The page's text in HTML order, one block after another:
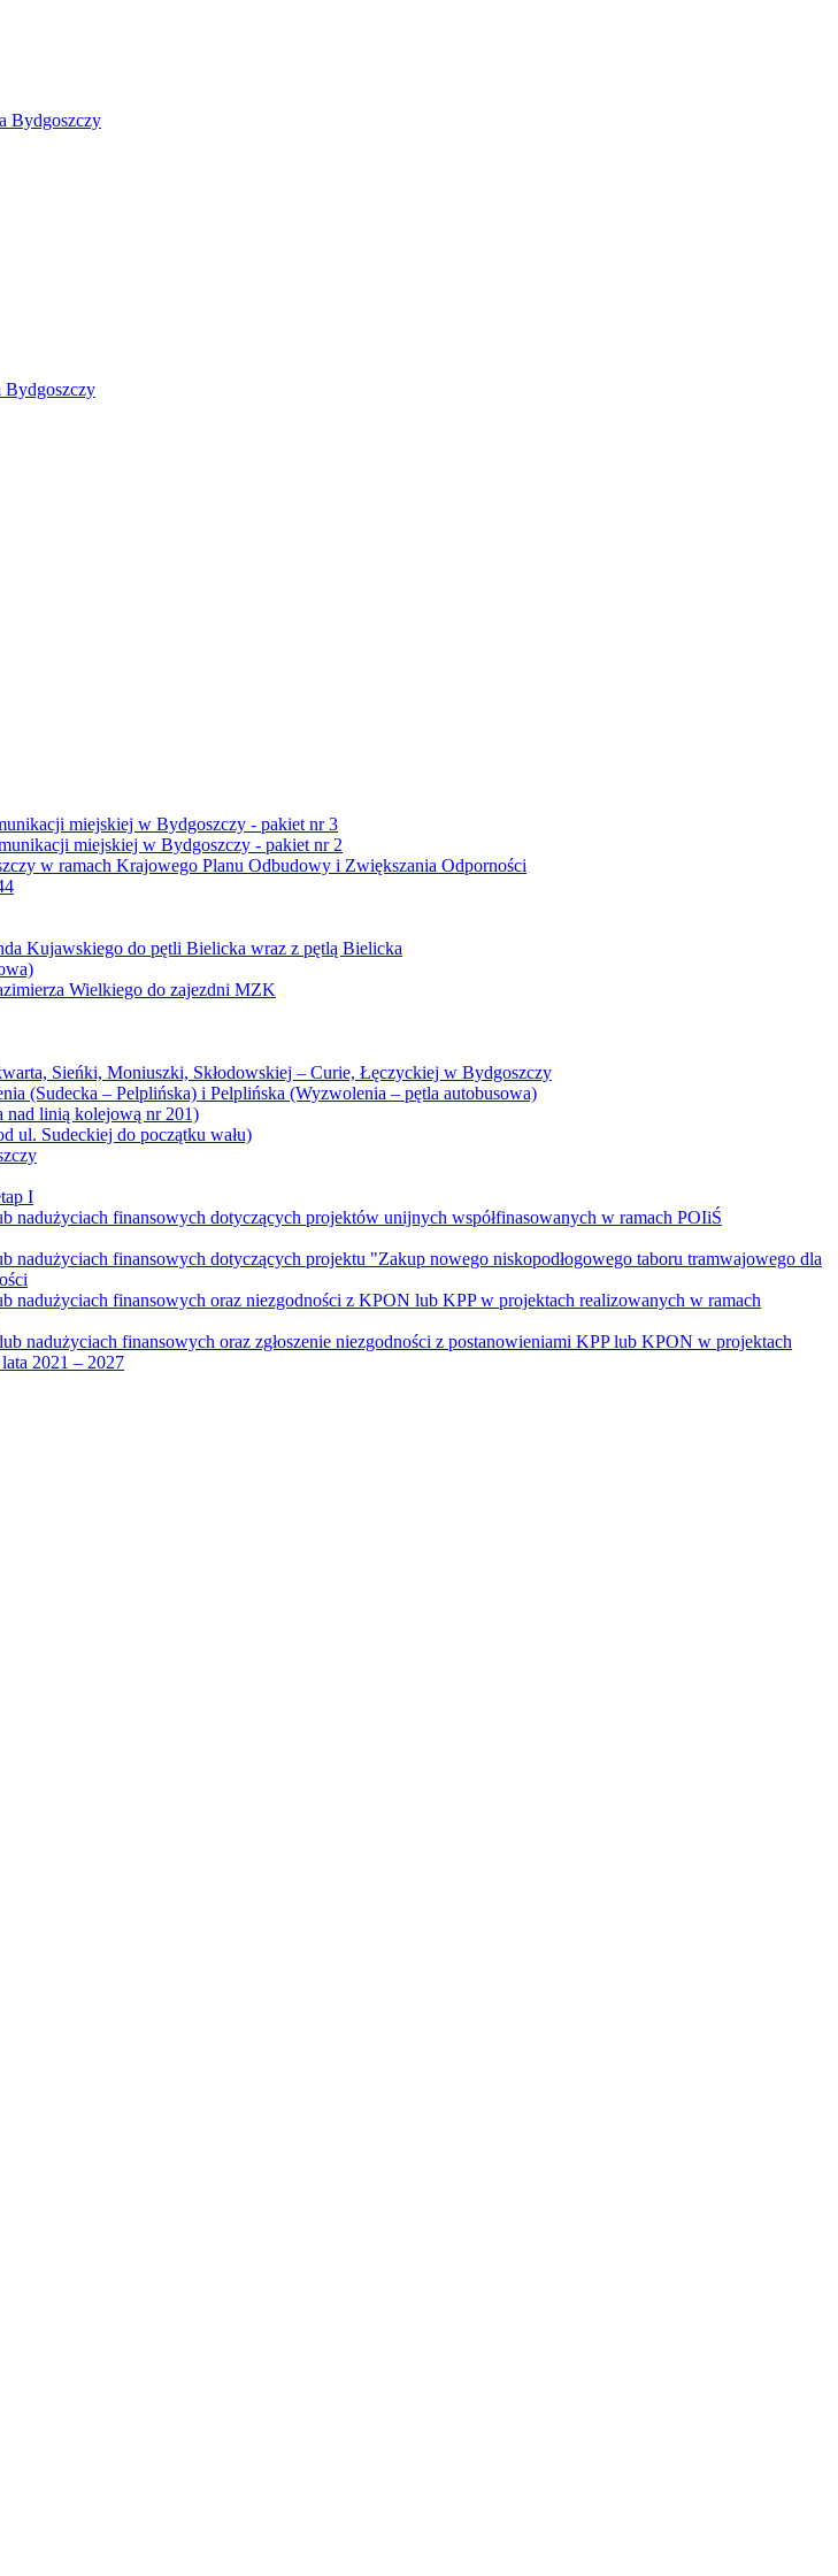
Bydgoszczy
Bydgoszczy
miejskiej w Bydgoszczy - pakiet nr 3
miejskiej w Bydgoszczy - pakiet nr 2
w ramach Krajowego Planu Odbudowy i Zwiększania Odporności
Kujawskiego do pętli Bielicka wraz z pętlą Bielicka
Wielkiego do zajezdni MZK
Sieńki, Moniuszki, Skłodowskiej – Curie, Łęczyckiej w Bydgoszczy
(Sudecka – Pelplińska) i Pelplińska (Wyzwolenia – pętla autobusowa)
nad linią kolejową nr 201)
ul. Sudeckiej do początku wału)
I
finansowych dotyczących projektów unijnych współfinasowanych w ramach POIiŚ
finansowych dotyczących projektu "Zakup nowego niskopodłogowego taboru tramwajowego dla
finansowych oraz niezgodności z KPON lub KPP w projektach realizowanych w ramach
nadużyciach finansowych oraz zgłoszenie niezgodności z postanowieniami KPP lub KPON w projektach
2021 – 2027